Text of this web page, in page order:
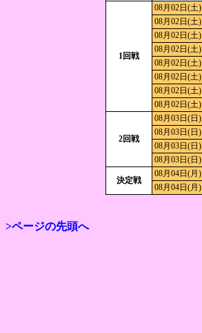
1回戦
08月02日(土)
08月02日(土)
08月02日(土)
08月02日(土)
08月02日(土)
08月02日(土)
08月02日(土)
08月02日(土)
2回戦
08月03日(日)
08月03日(日)
08月03日(日)
08月03日(日)
決定戦
08月04日(月)
08月04日(月)
>ページの先頭へ